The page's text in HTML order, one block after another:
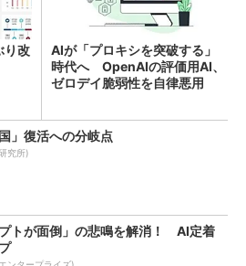
り改
AIが「プロキシを突破する」
時代へ OpenAIの評価用AI、
ゼロデイ脆弱性を自律悪用
」復活への分岐点
究所)
プトが面倒」の悲鳴を解消！ AI定着
ンタープライズ)